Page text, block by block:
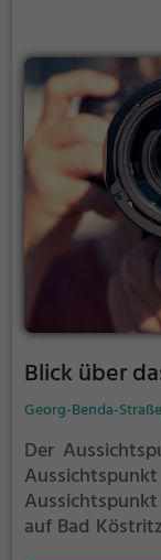
Blick über
Georg-Benda-
Der
auf Bad